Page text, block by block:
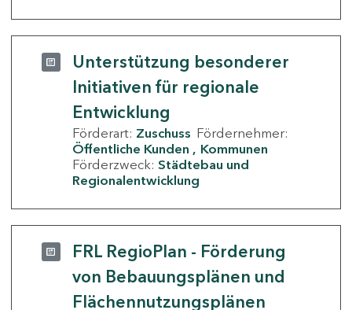
Unterstützung besonderer
Initiativen für regionale
Entwicklung
Förderart: Zuschuss Fördernehmer:
Öffentliche Kunden
Kommunen
Förderzweck: Städtebau und
Regionalentwicklung
FRL RegioPlan - Förderung
von Bebauungsplänen und
Flächennutzungsplänen